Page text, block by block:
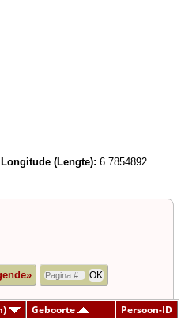
Longitude (Lengte): 6.7854892
Geboorte Persoon-ID